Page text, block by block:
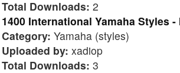
Total Downloads: 2
1400 International Yamaha Styles -
Category: Yamaha (styles)
Uploaded by: xadiop
Total Downloads: 3